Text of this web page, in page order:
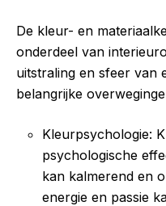
De kleur- en
onderdeel van
uitstraling en sfeer van
belangrijke
Kleurpsychologie:
psychologische
kan kalmerend en
energie en passie